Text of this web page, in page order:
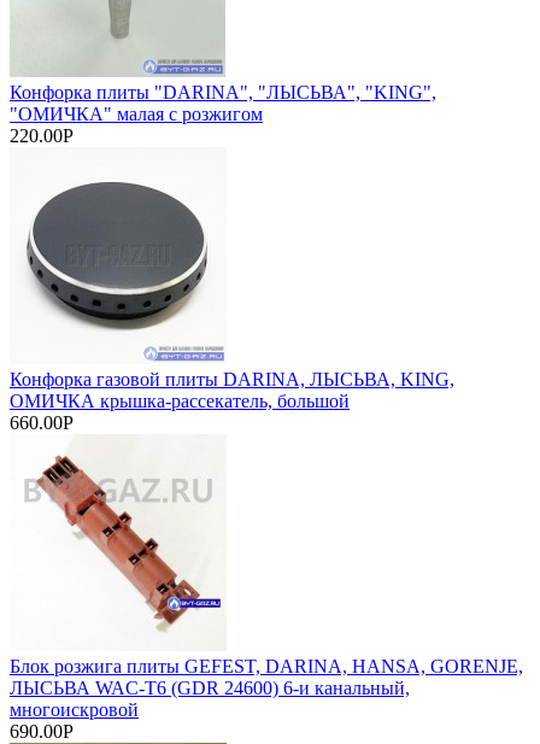
Конфорка плиты "DARINA", "ЛЫСЬВА", "KING",
"ОМИЧКА" малая с розжигом
220.00Р
Конфорка газовой плиты DARINA, ЛЫСЬВА, KING,
ОМИЧКА крышка-рассекатель, большой
660.00Р
Блок розжига плиты GEFEST, DARINA, HANSA, GORENJE,
ЛЫСЬВА WAC-T6 (GDR 24600) 6-и канальный,
многоискровой
690.00Р